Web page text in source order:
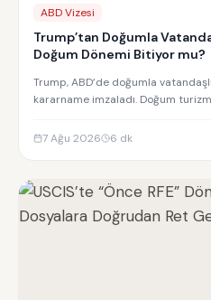
ABD Vizesi
Trump’tan Doğumla
Doğum Dönemi Bitiyor mu?
Trump, ABD’de doğumla
kararname imzaladı. Doğum
7 Ağu 2026
6 dk